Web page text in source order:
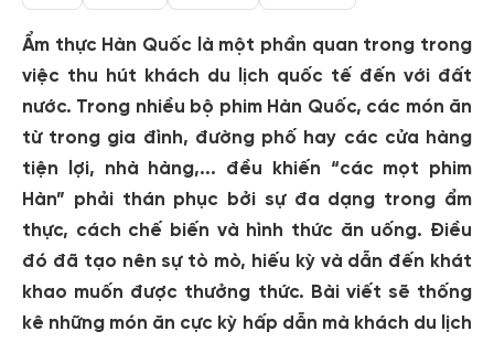
Ẩm thực Hàn Quốc là một phần quan trong trong
việc thu hút khách du lịch quốc tế đến với đất
nước. Trong nhiều bộ phim Hàn Quốc, các món ăn
từ trong gia đình, đường phố hay các cửa hàng
tiện lợi, nhà hàng,... đều khiến “các mọt phim
Hàn” phải thán phục bởi sự đa dạng trong ẩm
thực, cách chế biến và hình thức ăn uống. Điều
đó đã tạo nên sự tò mò, hiếu kỳ và dẫn đến khát
khao muốn được thưởng thức. Bài viết sẽ thống
kê những món ăn cực kỳ hấp dẫn mà khách du lịch